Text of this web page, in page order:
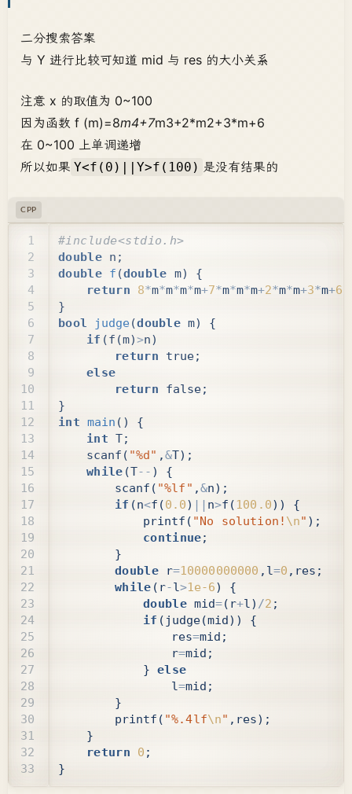
二分搜索答案
与 Y 进行比较可知道 mid 与 res 的大小关系
注意 x 的取值为 0~100
因为函数 f (m)=8m4+7m3+2*m2+3*m+6
在 0~100 上单调递增
所以如果 Y<f(0)||Y>f(100) 是没有结果的
CPP
14
24
double n ;
double f (double m)
{
return
8*m*m*m*m+7*m*m*m+2*m*m+3*m+6
}
bool
judge(double m)
{
if (f (m)>n)
return
true;
else
return
false;
}
int main ()
{
int T;
scanf ( "%d" ,&T);
while (T-- )
{
scanf ( "%lf" ,&n);
if (n<f (0.0) || n>f (100.0))
{
printf ( "No solution! \n" );
continue;
}
double
r=10000000000 , l=0 , res ;
while ( r-l>1e-6)
{
double mid=( r+l) /2 ;
if ( judge(mid))
{
res=mid ;
r=mid ;
} else
l=mid ;
}
printf ( "%.4lf\n" , res);
}
return
0 ;
}